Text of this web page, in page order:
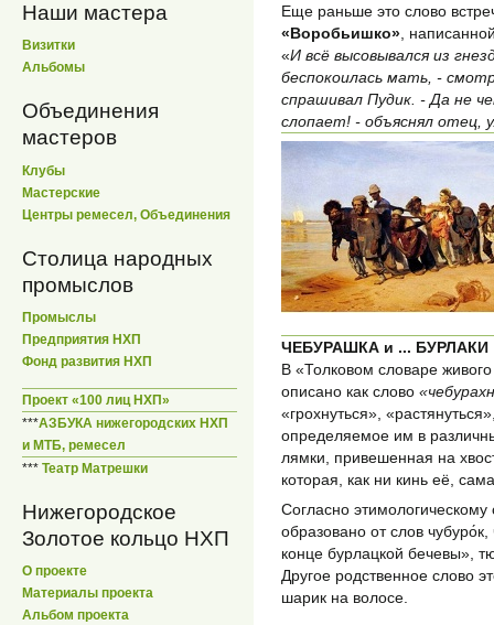
Наши мастера
Визитки
Альбомы
Объединения
мастеров
Клубы
Мастерские
Центры ремесел, Объединения
Столица народных
промыслов
Промыслы
Предприятия НХП
Фонд развития НХП
Проект «100 лиц НХП»
***АЗБУКА нижегородских НХП
и МТБ, ремесел
*** Театр Матрешки
Нижегородское
Золотое кольцо НХП
О проекте
Материалы проекта
Альбом проекта
Еще раньше это слово
«Воробьишко» ,
«И всё высовывался из
беспокоилась мать, -
спрашивал Пудик. - Да не
слопает! - объяснял отец,
ЧЕБУРАШКА и ... БУРЛАКИ
В «Толковом словаре
описано как слово
«грохнуться»,
определяемое им в
лямки, привешенная на
которая, как ни кинь её,
Согласно
образовано от слов
конце бурлацкой бечевы»,
Другое родственное слово
шарик на волосе.